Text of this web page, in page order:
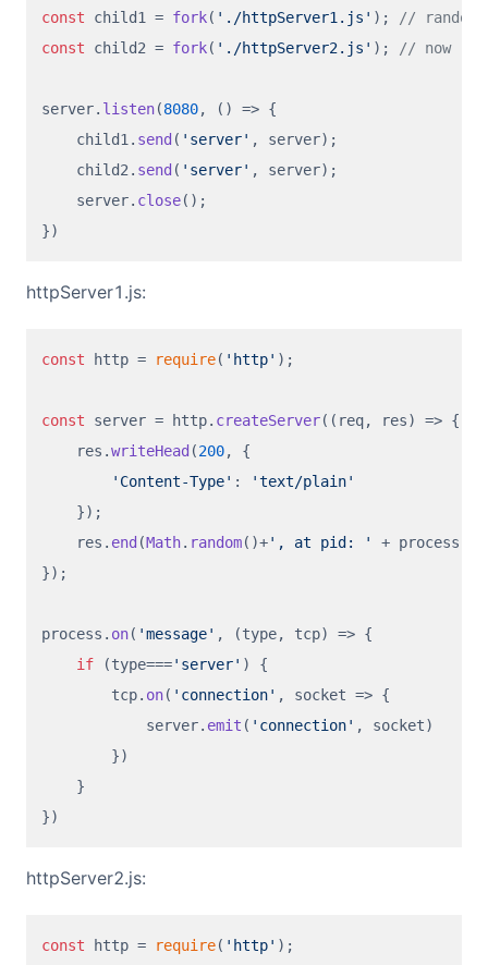
const child1 = fork( './httpServer1.js' );
// random
const child2 = fork( './httpServer2.js' ); // now
server. listen(8080, () => {
    child1.
send ( 'server' , server);
    child2.
send ( 'server' , server);
    server.
close();
httpServer1.js:
const http = require( 'http' );
const server = http. createServer( ( req, res) => {
    res.
writeHead (200, {
'Content-Type' :
'text/plain'
    });
    res.
end (Math. random()+', at pid: ' + process.
});
process. on( 'message' , (type, tcp) => {
if (type==='server' ) {
        tcp.
on( 'connection' , socket => {
            server.
emit ( 'connection' , socket)
        })
    }
httpServer2.js:
const http = require( 'http' );